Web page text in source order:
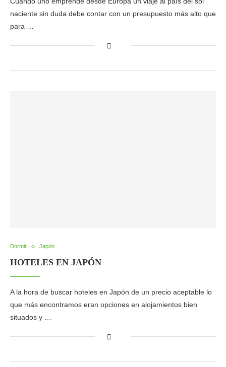
naciente sin duda debe contar con un presupuesto más alto que
para …
Dormir Japón
HOTELES EN JAPÓN
A la hora de buscar hoteles en Japón de un precio aceptable lo
que más encontramos eran opciones en alojamientos bien
situados y …